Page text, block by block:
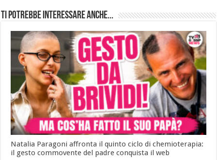
Ti potrebbe interessare anche...
Natalia Paragoni affronta il quinto ciclo di chemioterapia:
il gesto commovente del padre conquista il web